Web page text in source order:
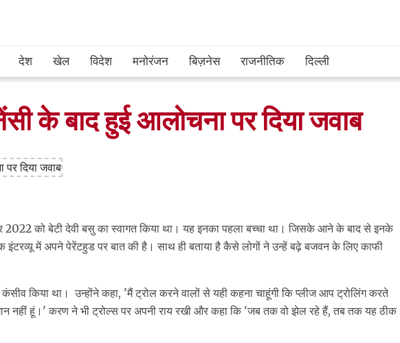
देश खेल विदेश मनोरंजन बिज़नेस राजनीतिक दिल्ली
के बाद हुई आलोचना पर दिया जवाब
2022 को बेटी देवी बसु का स्वागत किया था। यह इनका पहला बच्चा था। जिसके आने के बाद से इनके
में अपने पेरेंटहुड पर बात की है। साथ ही बताया है कैसे लोगों ने उन्हें बढ़े बजवन के लिए काफी
किया था। उन्होंने कहा, 'मैं ट्रोल करने वालों से यही कहना चाहूंगी कि प्लीज आप ट्रोलिंग करते
नहीं हूं।' करण ने भी ट्रोल्स पर अपनी राय रखी और कहा कि 'जब तक वो झेल रहे हैं, तब तक यह ठीक